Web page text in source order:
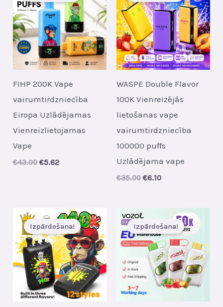
FIHP 200K Vape
vairumtirdzniecība
Eiropa Uzlādējamas
Vienreizlietojamas
Vape
€43.00 Original
€5.62Current
WASPE Double Flavor
100K Vienreizējās
lietošanas vape
vairumtirdzniecība
100000 puffs
Uzlādējama vape
€35.00 Original
€6.10Current
Izpārdošana! Izpārdošana!